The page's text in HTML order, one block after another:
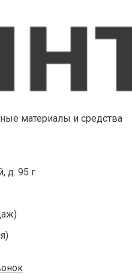
материалы и средства
д. 95 г